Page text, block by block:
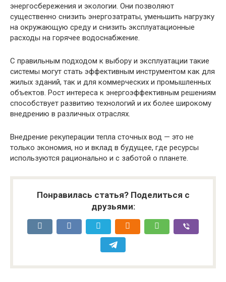
энергосбережения и экологии. Они позволяют
существенно снизить энергозатраты, уменьшить нагрузку
на окружающую среду и снизить эксплуатационные
расходы на горячее водоснабжение.
С правильным подходом к выбору и эксплуатации такие
системы могут стать эффективным инструментом как для
жилых зданий, так и для коммерческих и промышленных
объектов. Рост интереса к энергоэффективным решениям
способствует развитию технологий и их более широкому
внедрению в различных отраслях.
Внедрение рекуперации тепла сточных вод — это не
только экономия, но и вклад в будущее, где ресурсы
используются рационально и с заботой о планете.
Понравилась статья? Поделиться с
друзьями: